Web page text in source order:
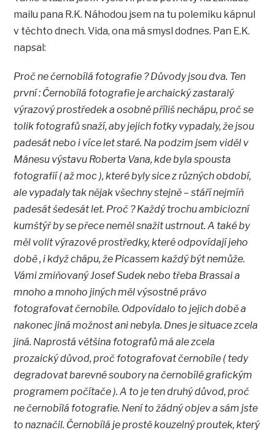
mailu pana R.K. Náhodou jsem na tu polemiku kápnul
v těchto dnech. Vida, ona má smysl dodnes. Pan E.K.
napsal:
Proč ne černobílá fotografie ? Důvody jsou dva. Ten
první : Černobílá fotografie je archaický zastaralý
výrazový prostředek a osobně příliš nechápu, proč se
tolik fotografů snaží, aby jejich fotky vypadaly, že jsou
padesát nebo i více let staré. Na podzim jsem viděl v
Mánesu výstavu Roberta Vana, kde byla spousta
fotografií ( až moc ), které byly sice z různých období,
ale vypadaly tak nějak všechny stejně – stáří nejmíň
padesát šedesát let. Proč ? Každý trochu ambiciozní
kumštýř by se přece neměl snažit ustrnout. A také by
měl volit výrazové prostředky, které odpovídají jeho
době , i když chápu, že Picassem každý být nemůže.
Vámi zmiňovaný Josef Sudek nebo třeba Brassai a
mnoho a mnoho jiných měl výsostné právo
fotografovat černobíle. Odpovídalo to jejich době a
nakonec jiná možnost ani nebyla. Dnes je situace zcela
jiná. Naprostá většina fotografů má ale zcela
prozaický důvod, proč fotografovat černobíle ( tedy
degradovat barevné soubory na černobílé grafickým
programem počítače ). A to je ten druhý důvod, proč
ne černobílá fotografie. Není to žádný objev a sám jste
to naznačil. Černobílá je prostě kouzelný proutek, který